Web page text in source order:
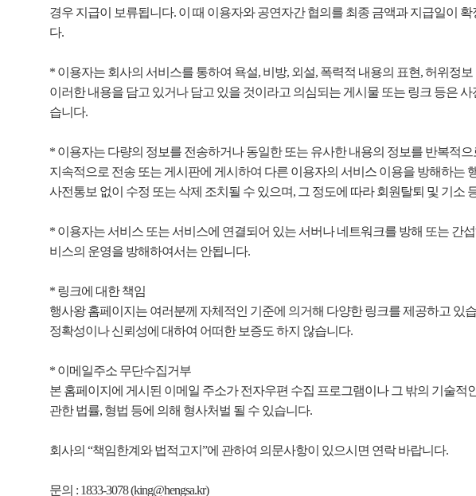
경우 지급이 보류됩니다. 이 때 이용자와 공연자간 협의를 최종 금액과 지급일이
다.
* 이용자는 회사의 서비스를 통하여 욕설, 비방, 외설, 폭력적 내용의 표현, 허위정
이러한 내용을 담고 있거나 담고 있을 것이라고 의심되는 게시물 또는 링크 등은
습니다.
* 이용자는 다량의 정보를 전송하거나 동일한 또는 유사한 내용의 정보를 반복적
지속적으로 전송 또는 게시판에 게시하여 다른 이용자의 서비스 이용을 방해하
사전통보 없이 수정 또는 삭제 조치될 수 있으며, 그 정도에 따라 회원탈퇴 및 기소
* 이용자는 서비스 또는 서비스에 연결되어 있는 서버나 네트워크를 방해 또는 간
비스의 운영을 방해하여서는 안됩니다.
* 링크에 대한 책임
행사왕 홈페이지는 여러분께 자체적인 기준에 의거해 다양한 링크를 제공하고
정확성이나 신뢰성에 대하여 어떠한 보증도 하지 않습니다.
* 이메일주소 무단수집거부
본 홈페이지에 게시된 이메일 주소가 전자우편 수집 프로그램이나 그 밖의 기술
관한 법률, 형법 등에 의해 형사처벌 될 수 있습니다.
회사의 “책임한계와 법적고지”에 관하여 의문사항이 있으시면 연락 바랍니다.
문의 : 1833-3078 (king@hengsa.kr)